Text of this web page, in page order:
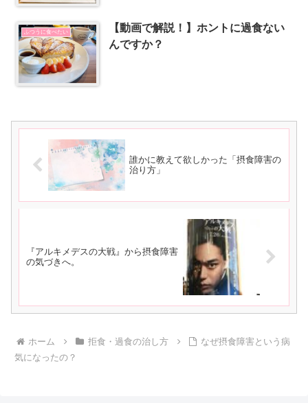
ふつうに食べたい
【動画で解説！】ホントに過食ない
んですか？
誰かに教えて欲しかった「摂食障害の
治り方」
『アルキメデスの大戦』 から摂食障害
の気づきへ。
ホーム 拒食・過食の治し方
なぜ摂食障害という病
気になったの？